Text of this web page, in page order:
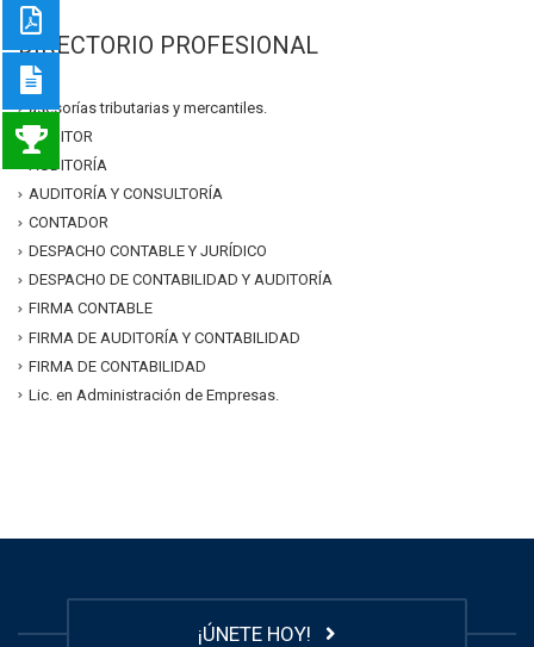
DIRECTORIO PROFESIONAL
asesorías tributarias y mercantiles.
AUDITOR
AUDITORÍA
AUDITORÍA Y CONSULTORÍA
CONTADOR
DESPACHO CONTABLE Y JURÍDICO
DESPACHO DE CONTABILIDAD Y AUDITORÍA
FIRMA CONTABLE
FIRMA DE AUDITORÍA Y CONTABILIDAD
FIRMA DE CONTABILIDAD
Lic. en Administración de Empresas.
¡ÚNETE HOY!